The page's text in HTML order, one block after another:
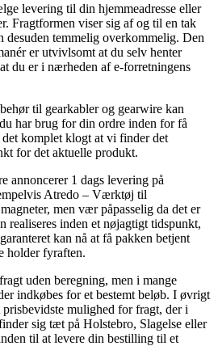
levering til din hjemmeadresse eller
Fragtformen viser sig af og til en tak
desuden temmelig overkommelig. Den
er utvivlsomt at du selv henter
du er i nærheden af e-forretningens
til gearkabler og gearwire kan
har brug for din ordre inden for få
komplet klogt at vi finder det
for det aktuelle produkt.
annoncerer 1 dags levering på
Atredo – Værktøj til
men vær påpasselig da det er
realiseres inden et nøjagtigt tidspunkt,
kan nå at få pakken betjent
holder fyraften.
uden beregning, men i mange
indkøbes for et bestemt beløb. I øvrigt
mulighed for fragt, der i
sig tæt på Holstebro, Slagelse eller
til at levere din bestilling til et